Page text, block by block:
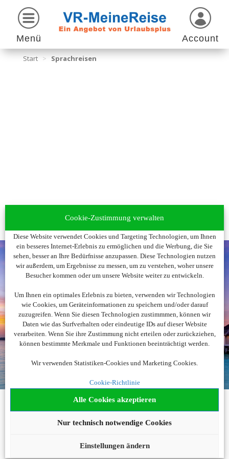
Cookie-Zustimmung verwalten
Diese Website verwendet Cookies und Targeting Technologien, um Ihnen
ein besseres Internet-Erlebnis zu ermöglichen und die Werbung, die Sie
sehen, besser an Ihre Bedürfnisse anzupassen. Diese Technologien nutzen
wir außerdem, um Ergebnisse zu messen, um zu verstehen, woher unsere
Besucher kommen oder um unsere Website weiter zu entwickeln.
Um Ihnen ein optimales Erlebnis zu bieten, verwenden wir Technologien
wie Cookies, um Geräteinformationen zu speichern und/oder darauf
zuzugreifen. Wenn Sie diesen Technologien zustimmmen, können wir
Daten wie das Surfverhalten oder eindeutige IDs auf dieser Website
verarbeiten. Wenn Sie ihre Zustimmung nicht erteilen oder zurückziehen,
können bestimmte Merkmale und Funktionen beeinträchtigt werden.
Wir verwenden Statistiken-Cookies und Marketing Cookies.
Cookie-Richtlinie
Alle Cookies akzeptieren
Nur technisch notwendige Cookies
Einstellungen ändern
Menü Account
Start > Sprachreisen
Noch nicht fündig
geworden?
Wir beraten Sie gerne!
089 - 55293573
buchung@vr-meinereise.de
KONTAKT
Telefonisch
Newsletteranmeldung